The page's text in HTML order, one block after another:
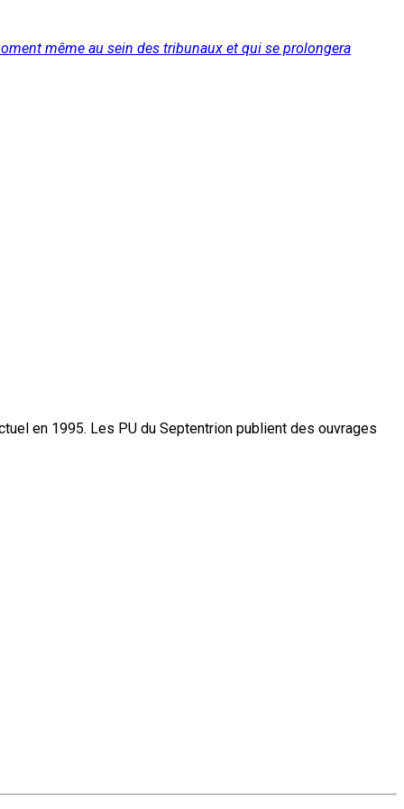
même au sein des tribunaux et qui se prolongera
en 1995. Les PU du Septentrion publient des ouvrages